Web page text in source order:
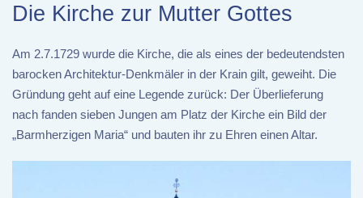
Die Kirche zur Mutter Gottes
Am 2.7.1729 wurde die Kirche, die als eines der bedeutendsten
barocken Architektur-Denkmäler in der Krain gilt, geweiht. Die
Gründung geht auf eine Legende zurück: Der Überlieferung
nach fanden sieben Jungen am Platz der Kirche ein Bild der
„Barmherzigen Maria“ und bauten ihr zu Ehren einen Altar.